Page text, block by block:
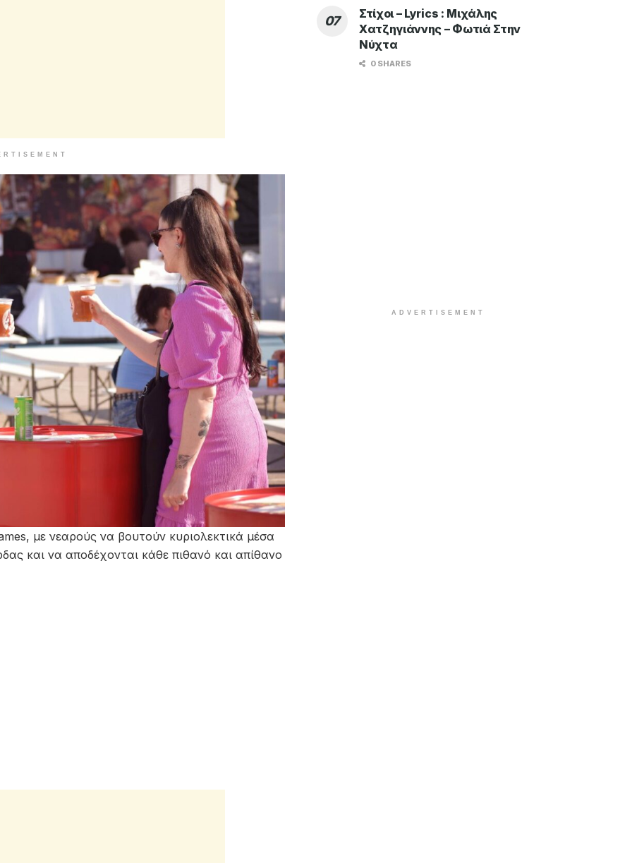
με νεαρούς να βουτούν κυριολεκτικά μέσα
και να αποδέχονται κάθε πιθανό και απίθανο
Στίχοι – Lyrics : Μιχάλης
Χατζηγιάννης – Φωτιά Στην
Νύχτα
0 SHARES
ADVERTISEMENT